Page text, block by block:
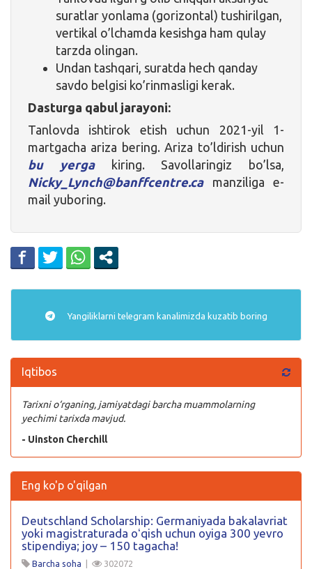
suratlar yonlama (gorizontal) tushirilgan,
vertikal o’lchamda kesishga ham qulay
tarzda olingan.
Undan tashqari, suratda hech qanday
savdo belgisi ko’rinmasligi kerak.
Dasturga qabul jarayoni:
Tanlovda ishtirok etish uchun 2021-yil 1-
martgacha ariza bering. Ariza to’ldirish uchun
bu yergakiring. Savollaringiz bo’lsa,
Nicky_Lynch@banffcentre.camanziliga e-
mail yuboring.
Yangiliklarni telegram kanalimizda kuzatib boring
Iqtibos
Tarixni o‘rganing, jamiyatdagi barcha muammolarning
yechimi tarixda mavjud.
- Uinston Cherchill
Eng ko'p o'qilgan
Deutschland Scholarship: Germaniyada bakalavriat
yoki magistraturada oʻqish uchun oyiga 300 yevro
stipendiya; joy – 150 tagacha!
Barcha soha | 302072